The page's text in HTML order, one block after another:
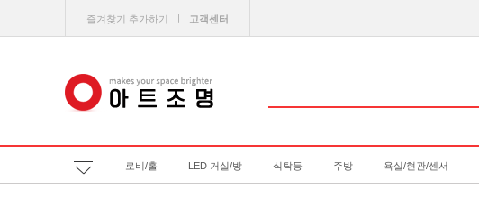
즐겨찾기 추가하기 ㅣ 고객센터
로비/홀 LED 거실/방 식탁등 주방 욕실/현관/센서